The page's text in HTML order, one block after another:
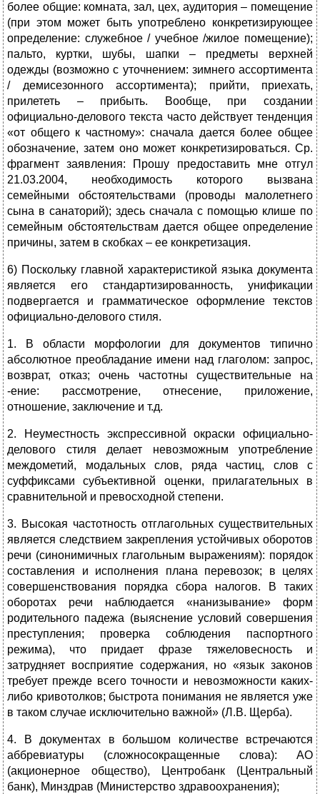
более общие: комната, зал, цех, аудитория – помещение
(при этом может быть употреблено конкретизирующее
определение: служебное / учебное /жилое помещение);
пальто, куртки, шубы, шапки – предметы верхней
одежды (возможно с уточнением: зимнего ассортимента
/ демисезонного ассортимента); прийти, приехать,
прилететь – прибыть. Вообще, при создании
официально-делового текста часто действует тенденция
«от общего к частному»: сначала дается более общее
обозначение, затем оно может конкретизироваться. Ср.
фрагмент заявления: Прошу предоставить мне отгул
21.03.2004, необходимость которого вызвана
семейными обстоятельствами (проводы малолетнего
сына в санаторий); здесь сначала с помощью клише по
семейным обстоятельствам дается общее определение
причины, затем в скобках – ее конкретизация.
6) Поскольку главной характеристикой языка документа
является его стандартизированность, унификации
подвергается и грамма­тическое оформление текстов
официально-делового стиля.
1. В об­ласти морфологии для документов типично
абсолютное преобладание имени над глаголом: запрос,
возврат, отказ; очень частотны существи­тельные на
-ение: рассмотрение, отнесение, приложение,
отношение, заключение и т.д.
2. Неуместность экспрессивной окраски официально-
делового стиля делает невозможным употребление
междометий, модальных слов, ряда частиц, слов с
суффиксами субъективной оценки, прилагательных в
сравнительной и превосходной степени.
3. Высокая частотность отглагольных существительных
является следствием закрепления устойчивых оборотов
речи (синонимичных глагольным выражениям): порядок
составления и исполнения плана перевозок; в целях
совершенствования порядка сбора налогов. В таких
оборотах речи наблюдается «нанизывание» форм
родительного падежа (выяснение условий совершения
преступления; проверка соблюдения паспортного
режима), что придает фразе тяжеловесность и
затрудняет восприятие содержания, но «язык законов
требует прежде всего точности и невозможности каких-
либо кривотолков; быстрота понимания не является уже
в таком случае исключительно важной» (Л.В. Щерба).
4. В документах в большом количестве встречаются
аббревиатуры (сложносокращенные слова): АО
(акционерное об­щество), Центробанк (Центральный
банк), Минздрав (Министерст­во здравоохранения);